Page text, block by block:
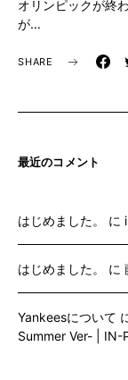
オリンピックが終
が…
SHARE
最近のコメント
はじめました。 に
はじめました。 に
Yankeesについて
Summer Ver- | IN-